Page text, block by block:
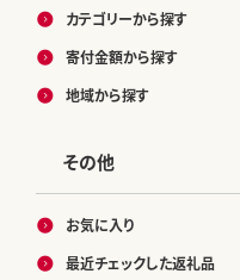
カテゴリーから探す
寄付金額から探す
地域から探す
その他
お気に入り
最近チェックした返礼品